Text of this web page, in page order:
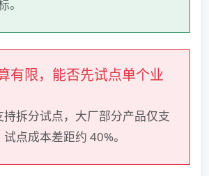
。
有限，能否先试点单个业
持拆分试点，大厂部分产品仅支
点成本差距约 40%。